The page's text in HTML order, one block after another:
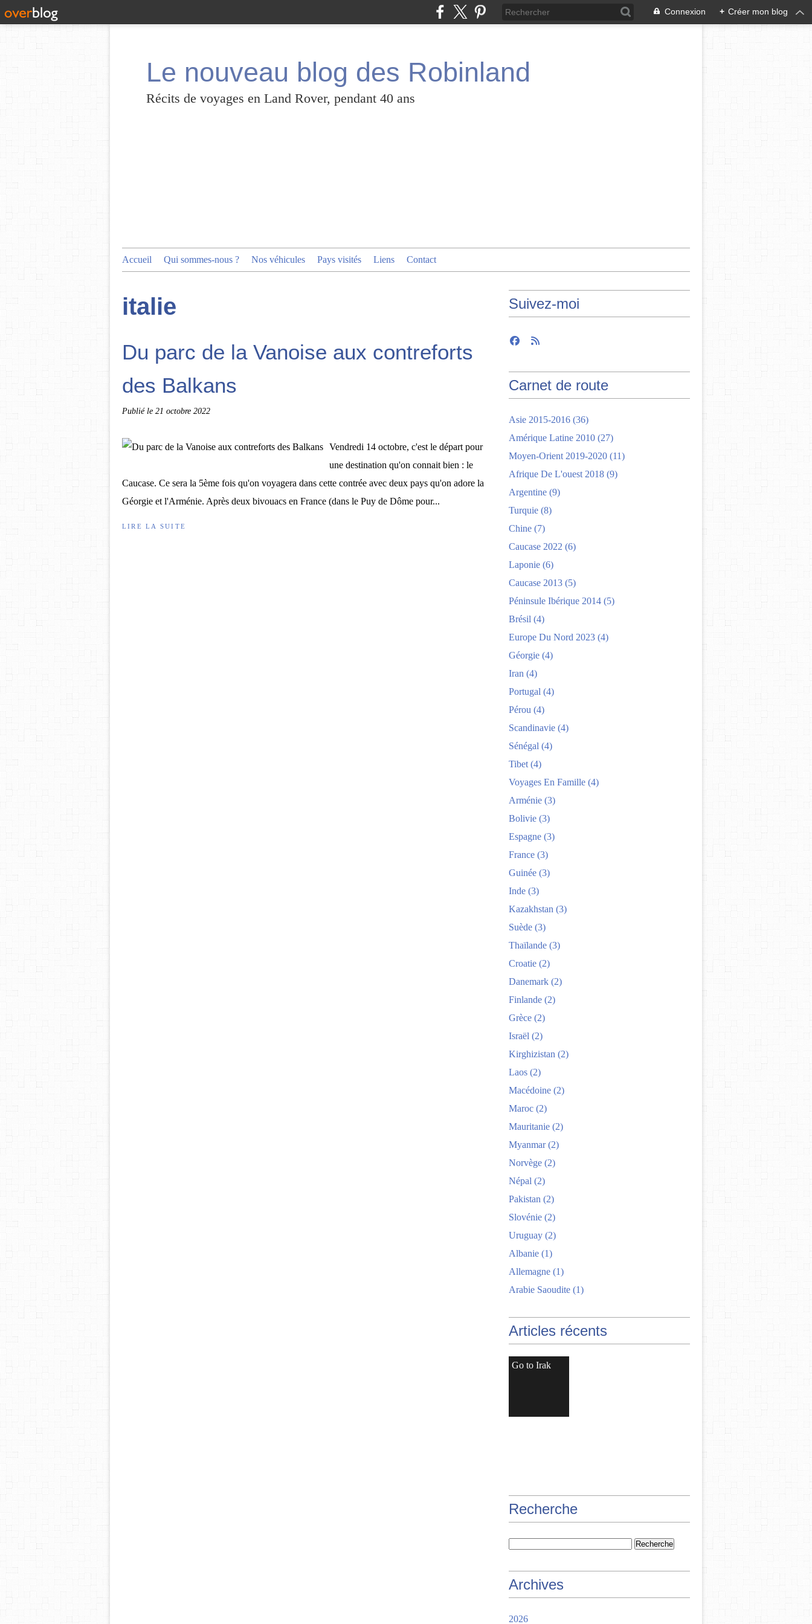
Connexion + Créer mon blog
Le nouveau blog des Robinland
Récits de voyages en Land Rover, pendant 40 ans
Accueil Qui sommes-nous ? Nos véhicules Pays visités Liens Contact
italie
Du parc de la Vanoise aux contreforts
des Balkans
Publié le 21 octobre 2022
Vendredi 14 octobre, c'est le départ pour
une destination qu'on connait bien : le
Caucase. Ce sera la 5ème fois qu'on voyagera dans cette contrée avec deux pays qu'on adore la
Géorgie et l'Arménie. Après deux bivouacs en France (dans le Puy de Dôme pour...
LIRE LA SUITE
Suivez-moi
Carnet de route
Asie 2015-2016 (36)
Amérique Latine 2010 (27)
Moyen-Orient 2019-2020 (11)
Afrique De L'ouest 2018 (9)
Argentine (9)
Turquie (8)
Chine (7)
Caucase 2022 (6)
Laponie (6)
Caucase 2013 (5)
Péninsule Ibérique 2014 (5)
Brésil (4)
Europe Du Nord 2023 (4)
Géorgie (4)
Iran (4)
Portugal (4)
Pérou (4)
Scandinavie (4)
Sénégal (4)
Tibet (4)
Voyages En Famille (4)
Arménie (3)
Bolivie (3)
Espagne (3)
France (3)
Guinée (3)
Inde (3)
Kazakhstan (3)
Suède (3)
Thaïlande (3)
Croatie (2)
Danemark (2)
Finlande (2)
Grèce (2)
Israël (2)
Kirghizistan (2)
Laos (2)
Macédoine (2)
Maroc (2)
Mauritanie (2)
Myanmar(2)
Norvège (2)
Népal (2)
Pakistan (2)
Slovénie (2)
Uruguay (2)
Albanie (1)
Allemagne (1)
Arabie Saoudite (1)
Articles récents
Go to Irak
Recherche
Archives
2026